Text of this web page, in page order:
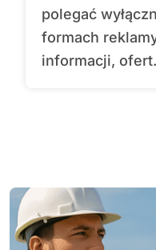
polegać
formach
informacji,